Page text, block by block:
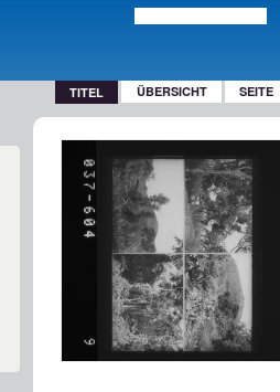
TITEL ÜBERSICHT SEITE